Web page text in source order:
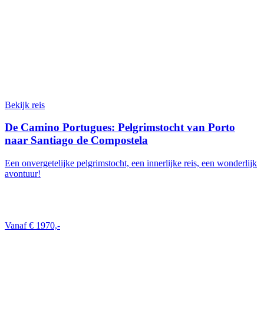
Bekijk reis
De Camino Portugues: Pelgrimstocht van Porto
naar Santiago de Compostela
Een onvergetelijke pelgrimstocht, een innerlijke reis, een wonderlijk
avontuur!
Vanaf € 1970,-